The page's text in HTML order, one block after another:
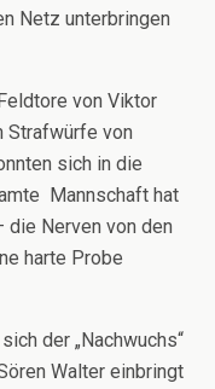
Netz unterbringen
von Viktor
Strafwürfe von
sich in die
Mannschaft hat
Nerven von den
harte Probe
der „Nachwuchs“
Walter einbringt